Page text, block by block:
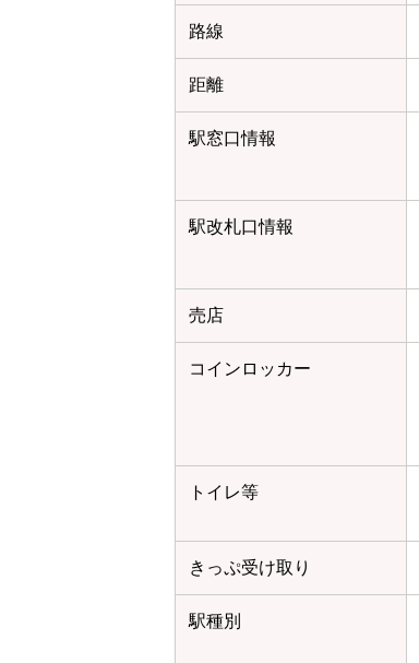
路線
距離
駅窓口情報
駅改札口情報
売店
コインロッカー
トイレ等
きっぷ受け取り
駅種別